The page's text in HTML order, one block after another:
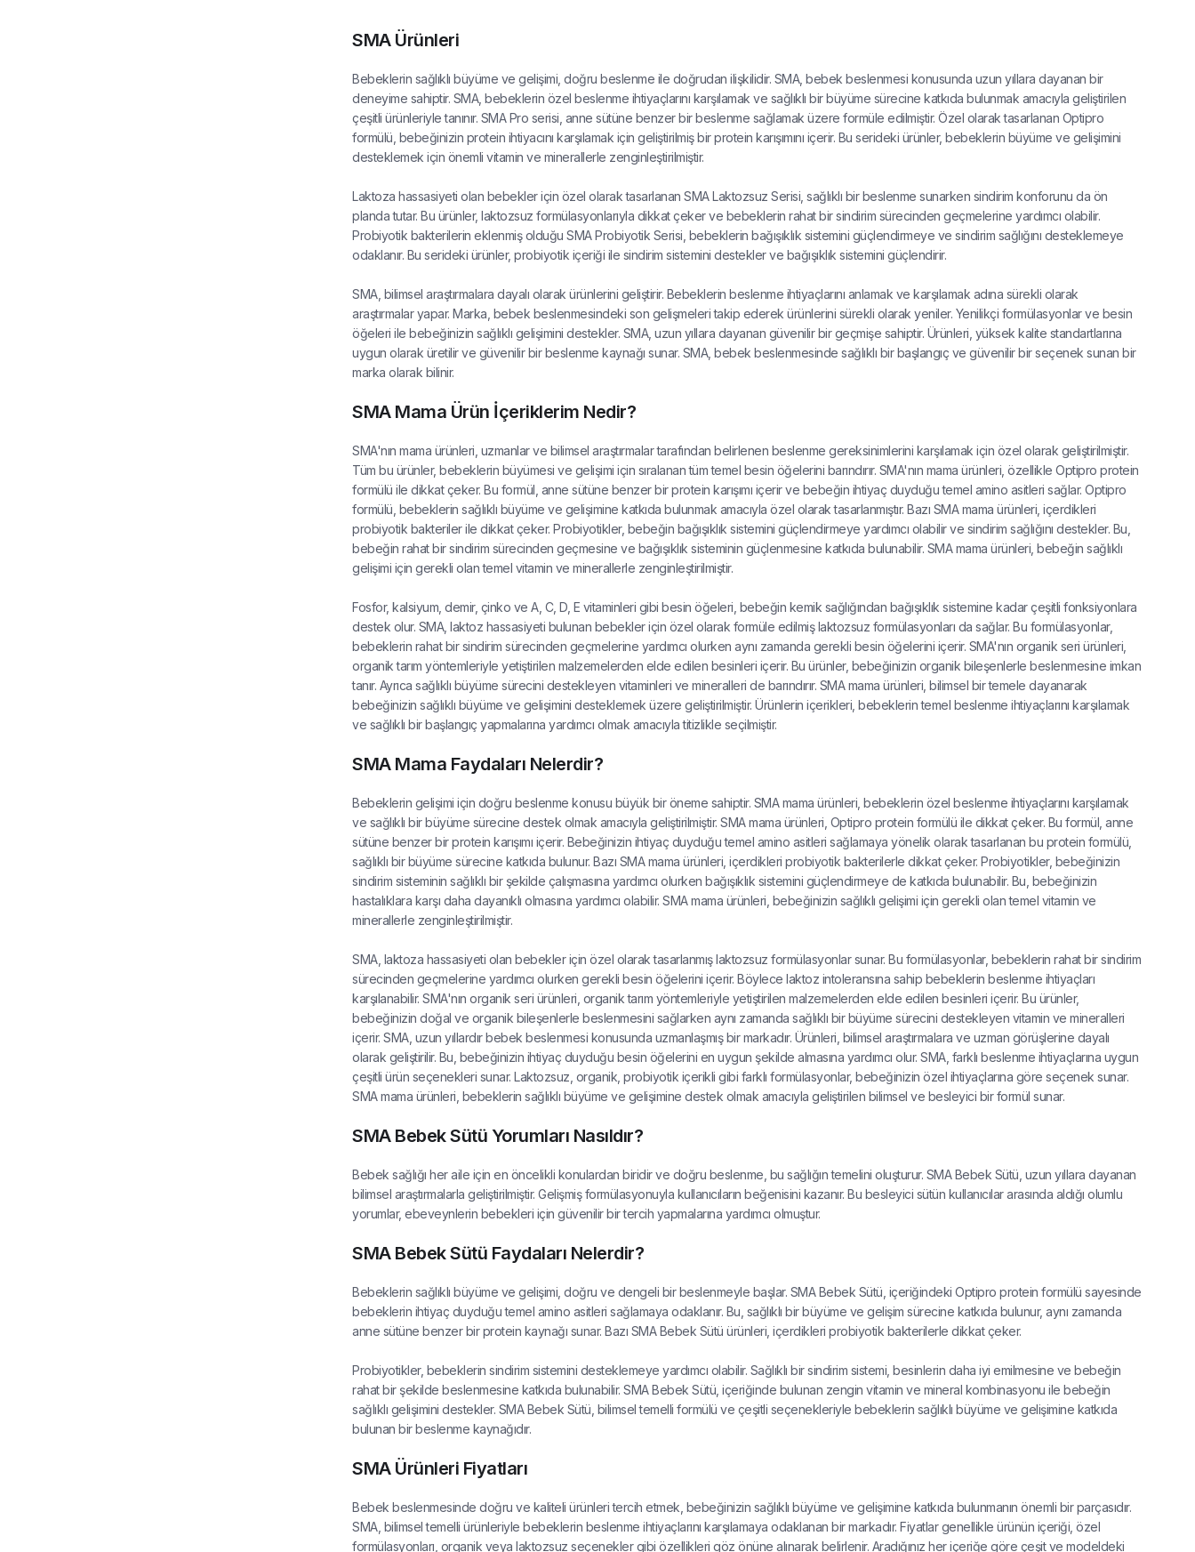
SMA Ürünleri
Bebeklerin sağlıklı büyüme ve gelişimi, doğru beslenme ile doğrudan ilişkilidir. SMA, bebek beslenmesi konusunda uzun yıllara dayanan bir
deneyime sahiptir. SMA, bebeklerin özel beslenme ihtiyaçlarını karşılamak ve sağlıklı bir büyüme sürecine katkıda bulunmak amacıyla geliştirilen
çeşitli ürünleriyle tanınır. SMA Pro serisi, anne sütüne benzer bir beslenme sağlamak üzere formüle edilmiştir. Özel olarak tasarlanan Optipro
formülü, bebeğinizin protein ihtiyacını karşılamak için geliştirilmiş bir protein karışımını içerir. Bu serideki ürünler, bebeklerin büyüme ve gelişimini
desteklemek için önemli vitamin ve minerallerle zenginleştirilmiştir.
Laktoza hassasiyeti olan bebekler için özel olarak tasarlanan SMA Laktozsuz Serisi, sağlıklı bir beslenme sunarken sindirim konforunu da ön
planda tutar. Bu ürünler, laktozsuz formülasyonlarıyla dikkat çeker ve bebeklerin rahat bir sindirim sürecinden geçmelerine yardımcı olabilir.
Probiyotik bakterilerin eklenmiş olduğu SMA Probiyotik Serisi, bebeklerin bağışıklık sistemini güçlendirmeye ve sindirim sağlığını desteklemeye
odaklanır. Bu serideki ürünler, probiyotik içeriği ile sindirim sistemini destekler ve bağışıklık sistemini güçlendirir.
SMA, bilimsel araştırmalara dayalı olarak ürünlerini geliştirir. Bebeklerin beslenme ihtiyaçlarını anlamak ve karşılamak adına sürekli olarak
araştırmalar yapar. Marka, bebek beslenmesindeki son gelişmeleri takip ederek ürünlerini sürekli olarak yeniler. Yenilikçi formülasyonlar ve besin
öğeleri ile bebeğinizin sağlıklı gelişimini destekler. SMA, uzun yıllara dayanan güvenilir bir geçmişe sahiptir. Ürünleri, yüksek kalite standartlarına
uygun olarak üretilir ve güvenilir bir beslenme kaynağı sunar. SMA, bebek beslenmesinde sağlıklı bir başlangıç ve güvenilir bir seçenek sunan bir
marka olarak bilinir.
SMA Mama Ürün İçeriklerim Nedir?
SMA'nın mama ürünleri, uzmanlar ve bilimsel araştırmalar tarafından belirlenen beslenme gereksinimlerini karşılamak için özel olarak geliştirilmiştir.
Tüm bu ürünler, bebeklerin büyümesi ve gelişimi için sıralanan tüm temel besin öğelerini barındırır. SMA'nın mama ürünleri, özellikle Optipro protein
formülü ile dikkat çeker. Bu formül, anne sütüne benzer bir protein karışımı içerir ve bebeğin ihtiyaç duyduğu temel amino asitleri sağlar. Optipro
formülü, bebeklerin sağlıklı büyüme ve gelişimine katkıda bulunmak amacıyla özel olarak tasarlanmıştır. Bazı SMA mama ürünleri, içerdikleri
probiyotik bakteriler ile dikkat çeker. Probiyotikler, bebeğin bağışıklık sistemini güçlendirmeye yardımcı olabilir ve sindirim sağlığını destekler. Bu,
bebeğin rahat bir sindirim sürecinden geçmesine ve bağışıklık sisteminin güçlenmesine katkıda bulunabilir. SMAmama ürünleri , bebeğin sağlıklı
gelişimi için gerekli olan temel vitamin ve minerallerle zenginleştirilmiştir.
Fosfor, kalsiyum, demir, çinko ve A, C, D, E vitaminleri gibi besin öğeleri, bebeğin kemik sağlığından bağışıklık sistemine kadar çeşitli fonksiyonlara
destek olur. SMA, laktoz hassasiyeti bulunan bebekler için özel olarak formüle edilmiş laktozsuz formülasyonları da sağlar. Bu formülasyonlar,
bebeklerin rahat bir sindirim sürecinden geçmelerine yardımcı olurken aynı zamanda gerekli besin öğelerini içerir. SMA'nın organik seri ürünleri,
organik tarım yöntemleriyle yetiştirilen malzemelerden elde edilen besinleri içerir. Bu ürünler, bebeğinizin organik bileşenlerle beslenmesine imkan
tanır. Ayrıca sağlıklı büyüme sürecini destekleyen vitaminleri ve mineralleri de barındırır. SMA mama ürünleri, bilimsel bir temele dayanarak
bebeğinizin sağlıklı büyüme ve gelişimini desteklemek üzere geliştirilmiştir. Ürünlerin içerikleri, bebeklerin temel beslenme ihtiyaçlarını karşılamak
ve sağlıklı bir başlangıç yapmalarına yardımcı olmak amacıyla titizlikle seçilmiştir.
SMA Mama Faydaları Nelerdir?
Bebeklerin gelişimi için doğru beslenme konusu büyük bir öneme sahiptir. SMA mama ürünleri, bebeklerin özel beslenme ihtiyaçlarını karşılamak
ve sağlıklı bir büyüme sürecine destek olmak amacıyla geliştirilmiştir. SMA mama ürünleri, Optipro protein formülü ile dikkat çeker. Bu formül, anne
sütüne benzer bir protein karışımı içerir. Bebeğinizin ihtiyaç duyduğu temel amino asitleri sağlamaya yönelik olarak tasarlanan bu protein formülü,
sağlıklı bir büyüme sürecine katkıda bulunur. Bazı SMA mama ürünleri, içerdikleri probiyotik bakterilerle dikkat çeker. Probiyotikler, bebeğinizin
sindirim sisteminin sağlıklı bir şekilde çalışmasına yardımcı olurken bağışıklık sistemini güçlendirmeye de katkıda bulunabilir. Bu, bebeğinizin
hastalıklara karşı daha dayanıklı olmasına yardımcı olabilir. SMA mama ürünleri, bebeğinizin sağlıklı gelişimi için gerekli olan temel vitamin ve
minerallerle zenginleştirilmiştir.
SMA, laktoza hassasiyeti olan bebekler için özel olarak tasarlanmış laktozsuz formülasyonlar sunar. Bu formülasyonlar, bebeklerin rahat bir sindirim
sürecinden geçmelerine yardımcı olurken gerekli besin öğelerini içerir. Böylece laktoz intoleransına sahip bebeklerin beslenme ihtiyaçları
karşılanabilir. SMA'nın organik seri ürünleri, organik tarım yöntemleriyle yetiştirilen malzemelerden elde edilen besinleri içerir. Bu ürünler,
bebeğinizin doğal ve organik bileşenlerle beslenmesini sağlarken aynı zamanda sağlıklı bir büyüme sürecini destekleyen vitamin ve mineralleri
içerir. SMA, uzun yıllardır bebek beslenmesi konusunda uzmanlaşmış bir markadır. Ürünleri, bilimsel araştırmalara ve uzman görüşlerine dayalı
olarak geliştirilir. Bu, bebeğinizin ihtiyaç duyduğu besin öğelerini en uygun şekilde almasına yardımcı olur. SMA, farklı beslenme ihtiyaçlarına uygun
çeşitli ürün seçenekleri sunar. Laktozsuz, organik, probiyotik içerikli gibi farklı formülasyonlar, bebeğinizin özel ihtiyaçlarına göre seçenek sunar.
SMA mama ürünleri, bebeklerin sağlıklı büyüme ve gelişimine destek olmak amacıyla geliştirilen bilimsel ve besleyici bir formül sunar.
SMA Bebek Sütü Yorumları Nasıldır?
Bebek sağlığı her aile için en öncelikli konulardan biridir ve doğru beslenme, bu sağlığın temelini oluşturur. SMA Bebek Sütü, uzun yıllara dayanan
bilimsel araştırmalarla geliştirilmiştir. Gelişmiş formülasyonuyla kullanıcıların beğenisini kazanır. Bu besleyici sütün kullanıcılar arasında aldığı olumlu
yorumlar, ebeveynlerin bebekleri için güvenilir bir tercih yapmalarına yardımcı olmuştur.
SMA Bebek Sütü Faydaları Nelerdir?
Bebeklerin sağlıklı büyüme ve gelişimi, doğru ve dengeli bir beslenmeyle başlar. SMA Bebek Sütü, içeriğindeki Optipro protein formülü sayesinde
bebeklerin ihtiyaç duyduğu temel amino asitleri sağlamaya odaklanır. Bu, sağlıklı bir büyüme ve gelişim sürecine katkıda bulunur, aynı zamanda
anne sütüne benzer bir protein kaynağı sunar. Bazı SMA Bebek Sütü ürünleri, içerdikleri probiyotik bakterilerle dikkat çeker.
Probiyotikler, bebeklerin sindirim sistemini desteklemeye yardımcı olabilir. Sağlıklı bir sindirim sistemi, besinlerin daha iyi emilmesine ve bebeğin
rahat bir şekilde beslenmesine katkıda bulunabilir. SMA Bebek Sütü, içeriğinde bulunan zengin vitamin ve mineral kombinasyonu ile bebeğin
sağlıklı gelişimini destekler. SMA Bebek Sütü, bilimsel temelli formülü ve çeşitli seçenekleriyle bebeklerin sağlıklı büyüme ve gelişimine katkıda
bulunan bir beslenme kaynağıdır.
SMA Ürünleri Fiyatları
Bebek beslenmesinde doğru ve kaliteli ürünleri tercih etmek, bebeğinizin sağlıklı büyüme ve gelişimine katkıda bulunmanın önemli bir parçasıdır.
SMA, bilimsel temelli ürünleriyle bebeklerin beslenme ihtiyaçlarını karşılamaya odaklanan bir markadır. Fiyatlar genellikle ürünün içeriği, özel
formülasyonları, organik veya laktozsuz seçenekler gibi özellikleri göz önüne alınarak belirlenir. Aradığınız her içeriğe göre çeşit ve modeldeki